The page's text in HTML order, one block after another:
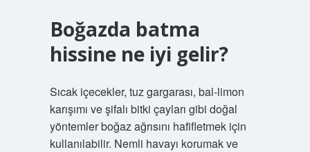
Boğazda batma
hissine ne iyi gelir?
Sıcak içecekler, tuz gargarası, bal-limon
karışımı ve şifalı bitki çayları gibi doğal
yöntemler boğaz ağrısını hafifletmek için
kullanılabilir. Nemli havayı korumak ve